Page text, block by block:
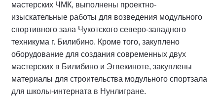
мастерских ЧМК, выполнены проектно-
изыскательные работы для возведения модульного
спортивного зала Чукотского северо-западного
техникума г. Билибино. Кроме того, закуплено
оборудование для создания современных двух
мастерских в Билибино и Эгвекиноте, закуплены
материалы для строительства модульного спортзала
для школы-интерната в Нунлигране.